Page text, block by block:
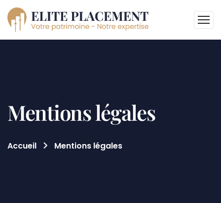
Mentions légales
Accueil Mentions légales